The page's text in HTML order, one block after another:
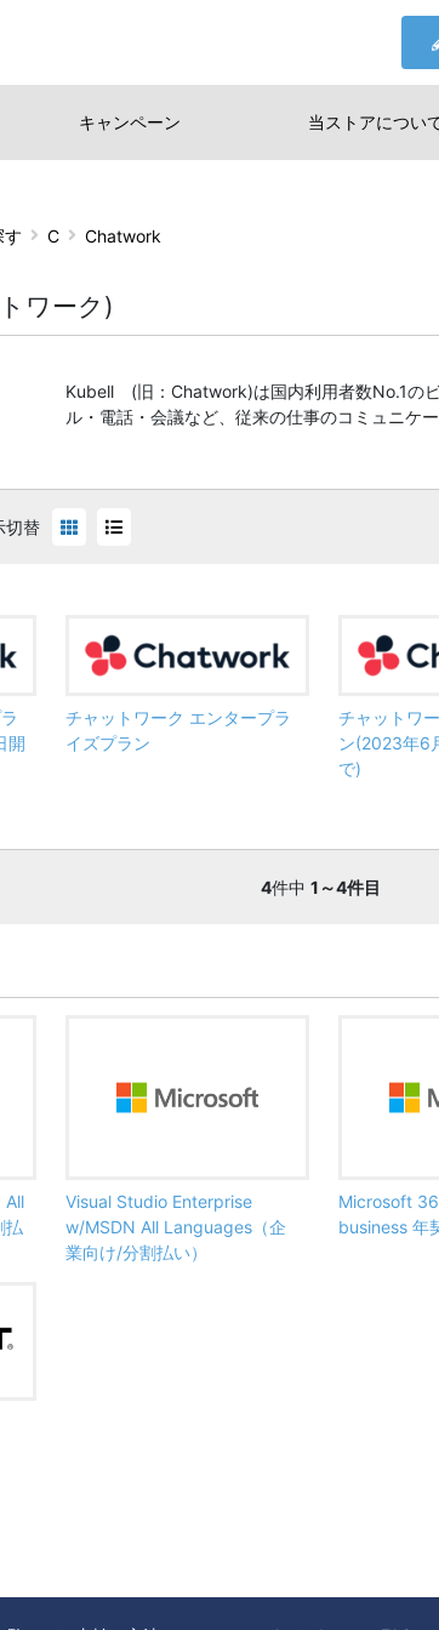
キャンペーン 当ストアについ
す C Chatwork
ワーク)
Kubell (旧：Chatwork)は国内利用者数No.1の
ル・電話・会議など、従来の仕事のコミュニケ
切替
開
チャットワーク エンタープラ
イズプラン
チャットワ
ン(2023年6
で)
4件中 1～4件目
All
払
Visual Studio Enterprise
w/MSDN All Languages（企
業向け/分割払い）
Microsoft
business 年